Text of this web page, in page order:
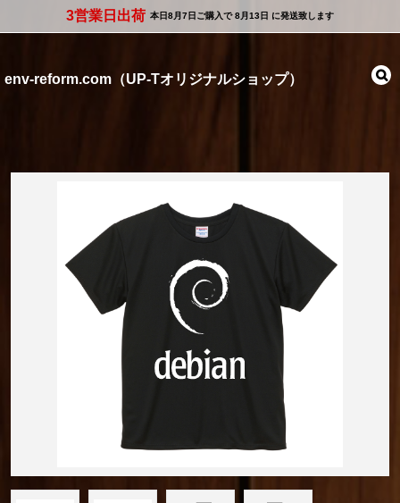
3営業日出荷 本日8月7日 ご購入で8月13日 に発送致します
env-reform.com（UP-Tオリジナルショップ）